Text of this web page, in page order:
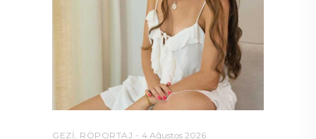
GEZI , RÖPORTAJ 4 Ağustos 2026